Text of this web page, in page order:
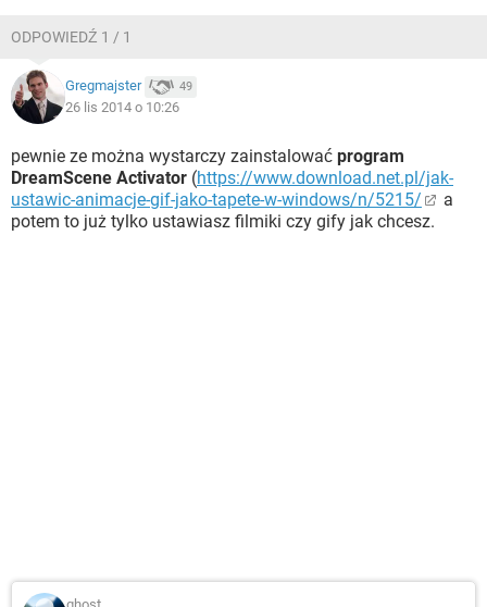
ODPOWIEDŹ 1 / 1
Gregmajster 49
26 lis 2014 o 10:26
pewnie ze można wystarczy zainstalować program
DreamScene Activator (https://www.download.net.pl/jak-
ustawic-animacje-gif-jako-tapete-w-windows/n/5215/
a
potem to już tylko ustawiasz filmiki czy gify jak chcesz.